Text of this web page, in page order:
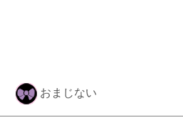
おまじない